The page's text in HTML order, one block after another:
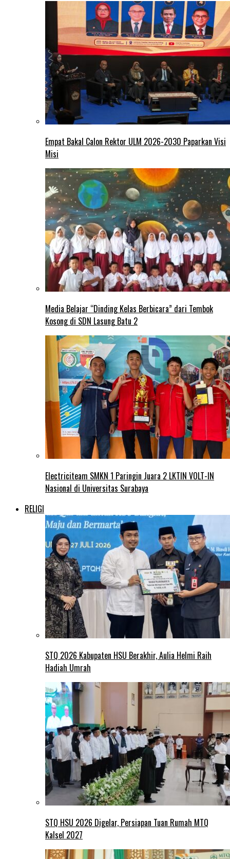
Empat Bakal Calon Rektor ULM 2026-2030 Paparkan Visi
Misi
Media Belajar “Dinding Kelas Berbicara” dari Tembok
Kosong di SDN Lasung Batu 2
Electriciteam SMKN 1 Paringin Juara 2 LKTIN VOLT-IN
Nasional di Universitas Surabaya
RELIGI
STQ 2026 Kabupaten HSU Berakhir, Aulia Helmi Raih
Hadiah Umrah
STQ HSU 2026 Digelar, Persiapan Tuan Rumah MTQ
Kalsel 2027